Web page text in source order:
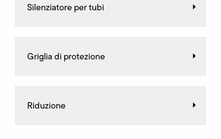
Silenziatore per tubi
Griglia di protezione
Riduzione